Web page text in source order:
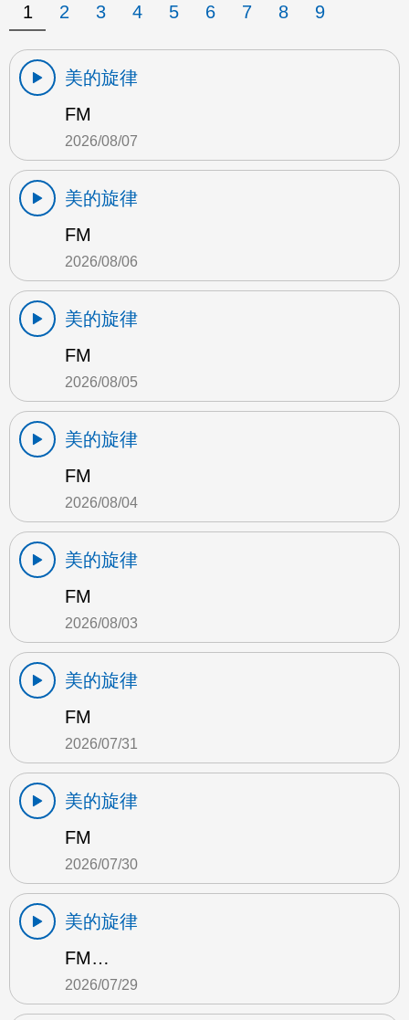
1 2 3 4 5 6 7 8 9
美的旋律
FM
2026/08/07
美的旋律
FM
2026/08/06
美的旋律
FM
2026/08/05
美的旋律
FM
2026/08/04
美的旋律
FM
2026/08/03
美的旋律
FM
2026/07/31
美的旋律
FM
2026/07/30
美的旋律
FM…
2026/07/29